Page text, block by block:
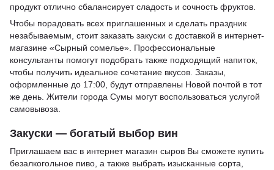
продукт отлично сбалансирует сладость и сочность фруктов.
Чтобы порадовать всех приглашенных и сделать праздник
незабываемым, стоит заказать закуски с доставкой в интернет-
магазине «Сырный сомелье». Профессиональные
консультанты помогут подобрать также подходящий напиток,
чтобы получить идеальное сочетание вкусов. Заказы,
оформленные до 17:00, будут отправлены Новой почтой в тот
же день. Жители города Сумы могут воспользоваться услугой
самовывоза.
Закуски — богатый выбор вин
Приглашаем вас в интернет магазин сыров Вы сможете купить
безалкогольное пиво, а также выбрать изысканные сорта,